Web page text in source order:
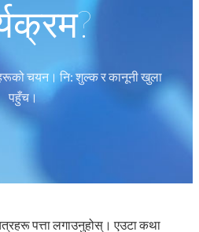
चयन। नि: शुल्क र कानूनी खुला
पहुँच।
पत्ता लगाउनुहोस्। एउटा कथा